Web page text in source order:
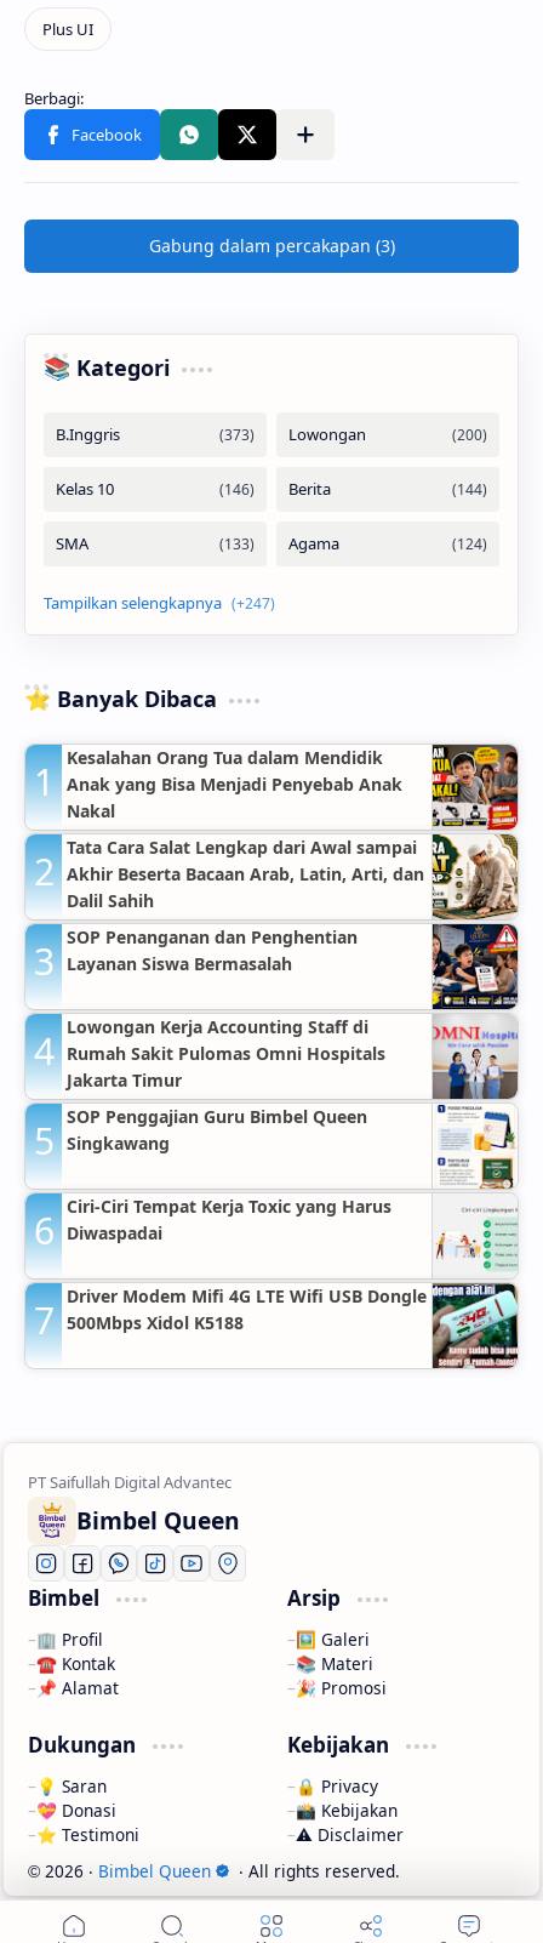
Gabung dalam percakapan (3)
📚 Kategori
⭐ Banyak Dibaca
Kesalahan Orang Tua dalam Mendidik
Anak yang Bisa Menjadi Penyebab Anak
Nakal
Tata Cara Salat Lengkap dari Awal sampai
Akhir Beserta Bacaan Arab, Latin, Arti, dan
Dalil Sahih
SOP Penanganan dan Penghentian
Layanan Siswa Bermasalah
Lowongan Kerja Accounting Staff di
Rumah Sakit Pulomas Omni Hospitals
Jakarta Timur
SOP Penggajian Guru Bimbel Queen
Singkawang
Ciri-Ciri Tempat Kerja Toxic yang Harus
Diwaspadai
Driver Modem Mifi 4G LTE Wifi USB Dongle
500Mbps Xidol K5188
Bimbel Queen
Bimbel
🏢 Profil
☎️ Kontak
📌 Alamat
Arsip
🖼️ Galeri
📚 Materi
🎉 Promosi
Dukungan
💡 Saran
💝 Donasi
⭐ Testimoni
Kebijakan
🔒 Privacy
📸 Kebijakan
⚠️ Disclaimer
© 2026 ‧ Bimbel Queen ‧ All rights reserved.